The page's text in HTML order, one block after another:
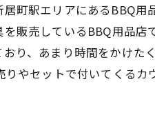
町駅エリアにあるBBQ用
販売しているBBQ用品
り、あまり時間をかけた
りやセットで付いてくるカ